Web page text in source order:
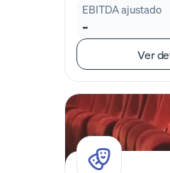
EBITDA ajustado
-
Ver